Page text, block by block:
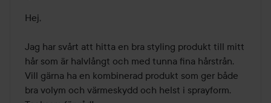
Hej,
Jag har svårt att hitta en bra styling produkt till mitt
hår som är halvlångt och med tunna fina hårstrån.
Vill gärna ha en kombinerad produkt som ger både
bra volym och värmeskydd och helst i sprayform.